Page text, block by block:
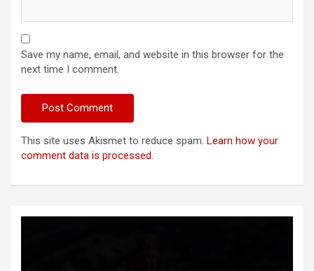
Save my name, email, and website in this browser for the
next time I comment.
This site uses Akismet to reduce spam. Learn how your
comment data is processed.